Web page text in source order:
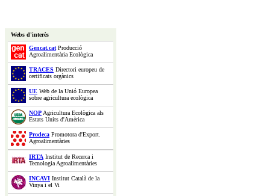
Webs d'interès
Gencat.catProducció
Agroalimentària Ecològica
TRACES Directori europeu de
certificats orgànics
UE Web de la Unió Europea
sobre agricultura ecològica
NOPAgricultura Ecològica als
Estats Units d'Amèrica
Prodeca Promotora d'Export.
Agroalimentàries
IRTA Institut de Recerca i
Tecnologia Agroalimentàries
INCAVI Institut Català de la
Vinya i el Vi